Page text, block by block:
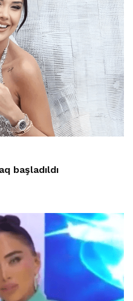
başladıldı